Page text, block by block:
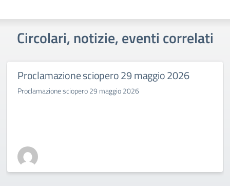
Circolari, notizie, eventi correlati
Proclamazione sciopero 29 maggio 2026
Proclamazione sciopero 29 maggio 2026